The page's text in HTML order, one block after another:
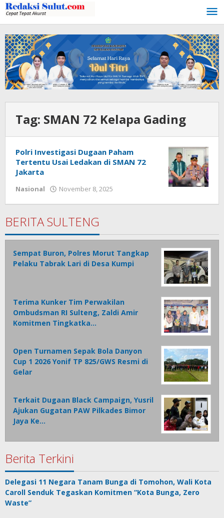
Lewati
ke
konten
Tag: SMAN 72 Kelapa Gading
Polri Investigasi Dugaan Paham
Tertentu Usai Ledakan di SMAN 72
Jakarta
Nasional November 8, 2025
BERITA SULTENG
Sempat Buron, Polres Morut Tangkap
Pelaku Tabrak Lari di Desa Kumpi
Terima Kunker Tim Perwakilan
Ombudsman RI Sulteng, Zaldi Amir
Komitmen Tingkatka…
Open Turnamen Sepak Bola Danyon
Cup 1 2026 Yonif TP 825/GWS Resmi di
Gelar
Terkait Dugaan Black Campaign, Yusril
Ajukan Gugatan PAW Pilkades Bimor
Jaya Ke…
Berita Terkini
Delegasi 11 Negara Tanam Bunga di Tomohon, Wali Kota
Caroll Senduk Tegaskan Komitmen “Kota Bunga, Zero
Waste”